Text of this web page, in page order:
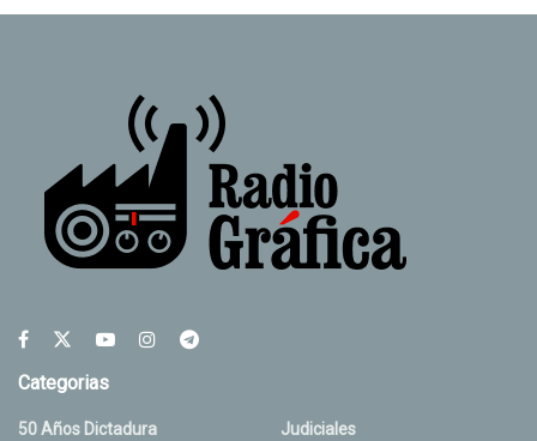
Categorias
50 Años Dictadura
Judiciales